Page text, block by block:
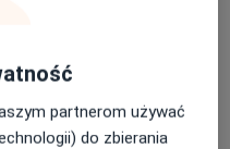
Położnicza
85,23-420Tarnogród
partnerom używać
do zbierania